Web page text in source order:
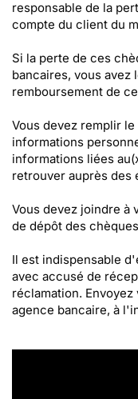
responsable de la
compte du client du
Si la perte de ces
bancaires, vous avez
remboursement de
Vous devez remplir
informations
informations liées
retrouver auprès des
Vous devez joindre à
de dépôt des
Il est indispensable
avec accusé de
réclamation.
agence bancaire, à